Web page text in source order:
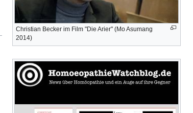
Christian Becker im Film "Die Arier" (Mo Asumang
2014)